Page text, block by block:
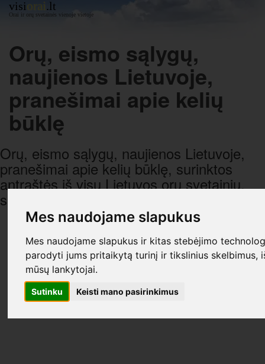
Mes naudojame slapukus
Mes naudojame slapukus ir kitas stebėjimo
parodyti jums pritaikytą turinį ir tikslinius skelbimus,
mūsų lankytojai.
Sutinku Keisti mano pasirinkimus
visiorai.lt
Orai ir orų svetainės vienoje vietoje
Orų, eismo sąlygų,
naujienos Lietuvoje,
pranešimai apie kelių
būklę
Orų, eismo sąlygų, naujienos Lietuvoje,
pranešimai apie kelių būklę, surinktos
antraštės iš visų Lietuvos orų svetainių,
sugrupuotos pagal datą ir laiką.
R E K L A M A